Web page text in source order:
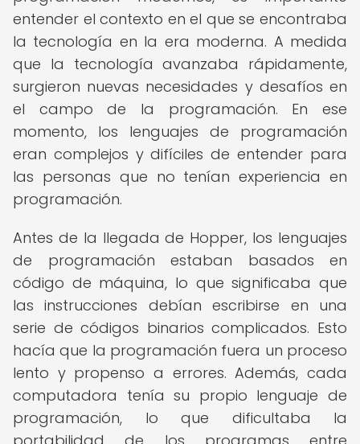
entender el contexto en el que se encontraba
la tecnología en la era moderna. A medida
que la tecnología avanzaba rápidamente,
surgieron nuevas necesidades y desafíos en
el campo de la programación. En ese
momento, los lenguajes de programación
eran complejos y difíciles de entender para
las personas que no tenían experiencia en
programación.
Antes de la llegada de Hopper, los lenguajes
de programación estaban basados en
código de máquina, lo que significaba que
las instrucciones debían escribirse en una
serie de códigos binarios complicados. Esto
hacía que la programación fuera un proceso
lento y propenso a errores. Además, cada
computadora tenía su propio lenguaje de
programación, lo que dificultaba la